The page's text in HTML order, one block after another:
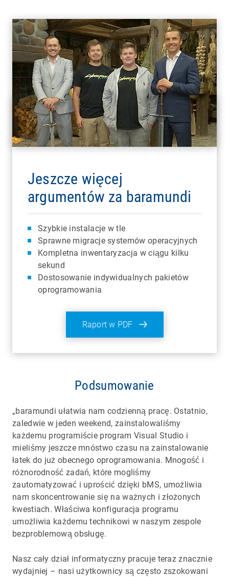
Jeszcze więcej
argumentów za baramundi
Szybkie instalacje w tle
Sprawne migracje systemów operacyjnych
Kompletna inwentaryzacja w ciągu kilku
sekund
Dostosowanie indywidualnych pakietów
oprogramowania
Raport w PDF
Podsumowanie
„baramundi ułatwia nam codzienną pracę. Ostatnio,
zaledwie w jeden weekend, zainstalowaliśmy
każdemu programiście program Visual Studio i
mieliśmy jeszcze mnóstwo czasu na zainstalowanie
łatek do już obecnego oprogramowania. Mnogość i
różnorodność zadań, które mogliśmy
zautomatyzować i uprościć dzięki bMS, umożliwia
nam skoncentrowanie się na ważnych i złożonych
kwestiach. Właściwa konfiguracja programu
umożliwia każdemu technikowi w naszym zespole
bezproblemową obsługę.
Nasz cały dział informatyczny pracuje teraz znacznie
wydajniej – nasi użytkownicy są często zszokowani